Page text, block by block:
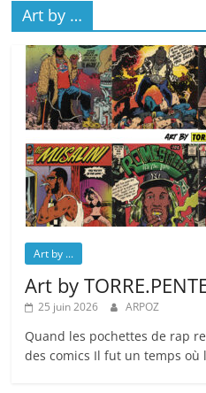
Art by …
Art by ...
Art by
25 juin 2026 ARPOZ
Quand les pochettes de rap
des comics Il fut un temps où